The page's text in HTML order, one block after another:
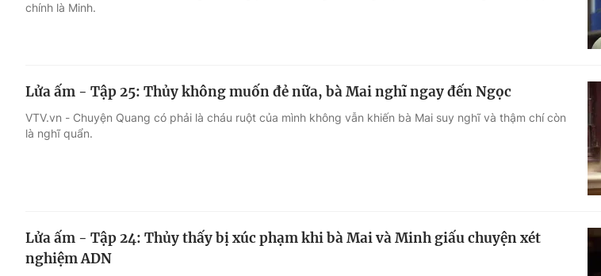
chính là Minh.
Lửa ấm - Tập 25: Thủy không muốn đẻ nữa, bà Mai nghĩ ngay đến Ngọc
VTV.vn - Chuyện Quang có phải là cháu ruột của mình không vẫn khiến bà Mai suy nghĩ và thậm chí còn
là nghĩ quẩn.
Lửa ấm - Tập 24: Thủy thấy bị xúc phạm khi bà Mai và Minh giấu chuyện xét
nghiệm ADN